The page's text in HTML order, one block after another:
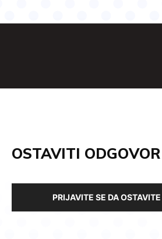
OSTAVITI ODGOVOR
PRIJAVITE SE DA